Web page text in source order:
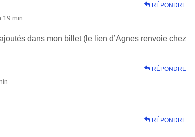
RÉPONDRE
19 min
dans mon billet (le lien d’Agnes renvoie chez
RÉPONDRE
RÉPONDRE